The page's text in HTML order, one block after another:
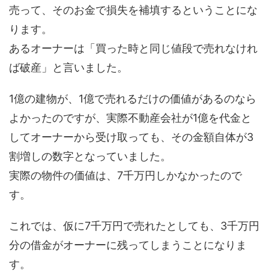
売って、そのお金で損失を補填するということにな
ります。
あるオーナーは「買った時と同じ値段で売れなけれ
ば破産」と言いました。
1億の建物が、1億で売れるだけの価値があるのなら
よかったのですが、実際不動産会社が1億を代金と
してオーナーから受け取っても、その金額自体が3
割増しの数字となっていました。
実際の物件の価値は、7千万円しかなかったので
す。
これでは、仮に7千万円で売れたとしても、3千万円
分の借金がオーナーに残ってしまうことになりま
す。